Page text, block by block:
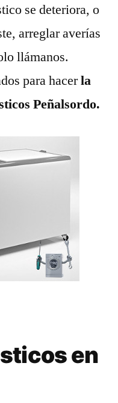
se deteriora, o
arreglar averías
llámanos.
para hacerla
Peñalsordo.
en